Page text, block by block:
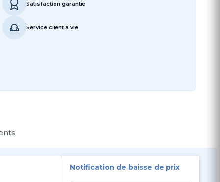
Satisfaction garantie
Service client à vie
Notification de baisse de prix